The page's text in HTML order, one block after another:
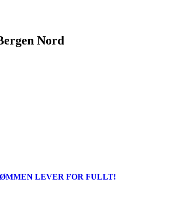
Nord
LEVER FOR FULLT!